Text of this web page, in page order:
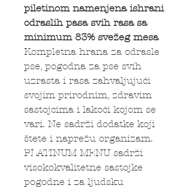
piletinom namenjena ishrani
odraslih pasa svih rasa sa
minimum 83% svežeg mesa
Kompletna hrana za odrasle
pse, pogodna za pse svih
uzrasta i rasa zahvaljujući
svojim prirodnim, zdravim
sastojcima i lakoći kojom se
vari. Ne sadrži dodatke koji
štete i naprežu organizam.
PLATINUM MENU sadrži
visokokvalitetne sastojke
pogodne i za ljudsku